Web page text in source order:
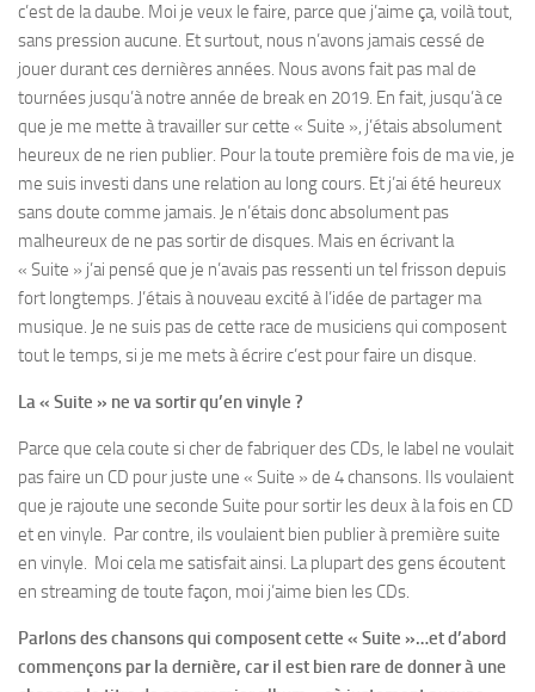
c’est de la daube. Moi je veux le faire, parce que j’aime ça, voilà tout,
sans pression aucune. Et surtout, nous n’avons jamais cessé de
jouer durant ces dernières années. Nous avons fait pas mal de
tournées jusqu’à notre année de break en 2019. En fait, jusqu’à ce
que je me mette à travailler sur cette « Suite », j’étais absolument
heureux de ne rien publier. Pour la toute première fois de ma vie, je
me suis investi dans une relation au long cours. Et j’ai été heureux
sans doute comme jamais. Je n’étais donc absolument pas
malheureux de ne pas sortir de disques. Mais en écrivant la
« Suite » j’ai pensé que je n’avais pas ressenti un tel frisson depuis
fort longtemps. J’étais à nouveau excité à l’idée de partager ma
musique. Je ne suis pas de cette race de musiciens qui composent
tout le temps, si je me mets à écrire c’est pour faire un disque.
La « Suite » ne va sortir qu’en vinyle ?
Parce que cela coute si cher de fabriquer des CDs, le label ne voulait
pas faire un CD pour juste une « Suite » de 4 chansons. Ils voulaient
que je rajoute une seconde Suite pour sortir les deux à la fois en CD
et en vinyle. Par contre, ils voulaient bien publier à première suite
en vinyle. Moi cela me satisfait ainsi. La plupart des gens écoutent
en streaming de toute façon, moi j’aime bien les CDs.
Parlons des chansons qui composent cette « Suite »…et d’abord
commençons par la dernière, car il est bien rare de donner à une